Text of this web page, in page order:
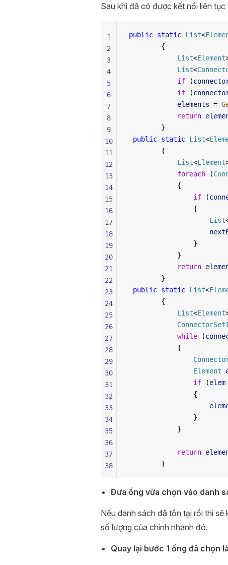
Sau khi đã có được kết nối liên
public static List<
        {
            List
<Element
            List
<
            if
(
            if
(
            elements
=
            return
        }
public static List<
        {
            List
<Element
            foreach
(
            {
                if
(
                {
                    List
                }
            }
            return
        }
public static List<
        {
            List
<Element
            while
(
            {
                Element
                if
(elem
                {
                }
            }
            return
        }
1
2
3
4
5
6
7
8
9
10
11
12
13
14
15
16
17
18
19
20
21
22
23
24
25
26
27
28
29
30
31
32
33
34
35
36
37
38
Đưa ống vừa chọn vào danh
Nếu danh sách đã tồn tại rồi thì
số lượng của chính nhánh đó.
Quay lại bước 1 ống đã chọn